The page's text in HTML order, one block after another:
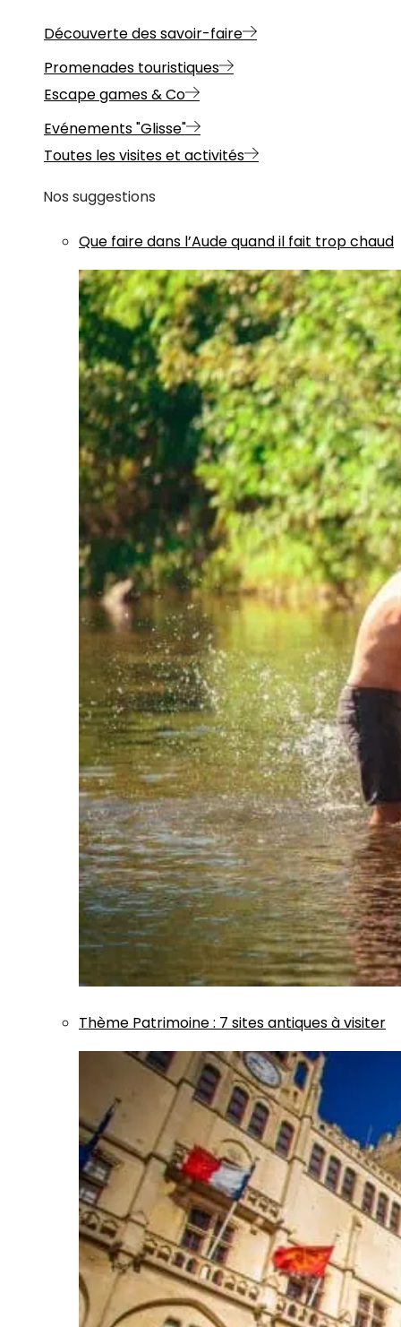
Découverte des savoir-faire
Promenades touristiques
Escape games & Co
Evénements "Glisse"
Toutes les visites et activités
Nos suggestions
Que faire dans l’Aude quand il fait trop chaud
Thème Patrimoine: 7 sites antiques à visiter